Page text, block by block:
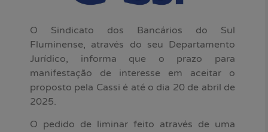
O Sindicato dos Bancários do Sul
Fluminense, através do seu Departamento
Jurídico, informa que o prazo para
manifestação de interesse em aceitar o
proposto pela Cassi é até o dia 20 de abril de
2025.
O pedido de liminar feito através de uma